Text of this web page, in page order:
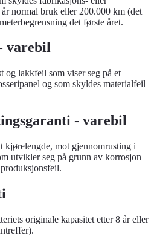
normal bruk eller 200.000 km (det
det første året.
varebil
og lakkfeil som viser seg på et
og som skyldes materialfeil
- varebil
kjørelengde, mot gjennomrusting i
utvikler seg på grunn av korrosjon
originale kapasitet etter 8 år eller